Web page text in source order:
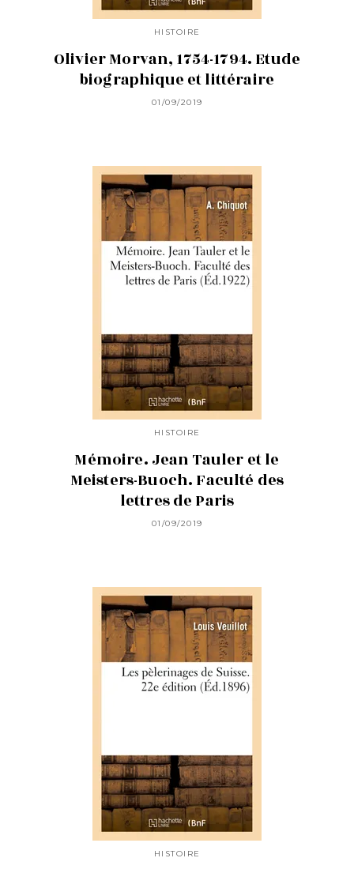
HISTOIRE
Olivier Morvan, 1754-1794. Etude
biographique et littéraire
01/09/2019
HISTOIRE
Mémoire. Jean Tauler et le
Meisters-Buoch. Faculté des
lettres de Paris
01/09/2019
HISTOIRE